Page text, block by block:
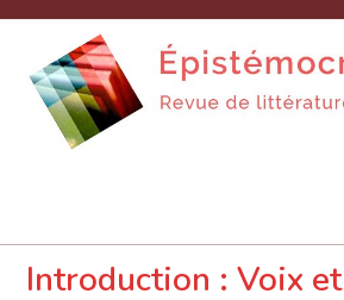
content
Introduction : Voix et